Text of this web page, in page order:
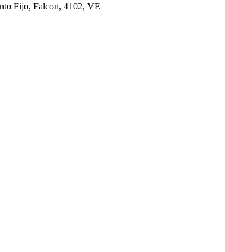
Fijo, Falcon, 4102, VE